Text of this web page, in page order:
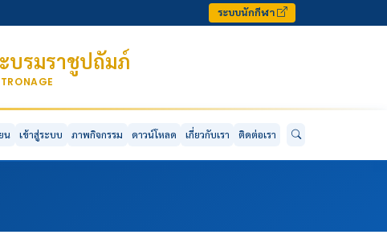
ระบบนักกีฬา
บรมราชูปถัมภ์
น เข้าสู่ระบบ ภาพกิจกรรม ดาวน์โหลด เกี่ยวกับเรา ติดต่อเรา